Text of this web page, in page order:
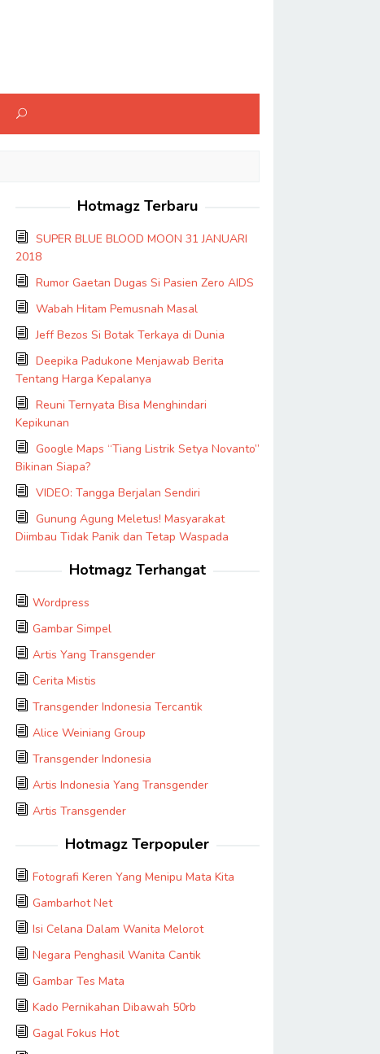
Hotmagz Terbaru
SUPER BLUE BLOOD MOON 31 JANUARI
2018
Rumor Gaetan Dugas Si Pasien Zero AIDS
Wabah Hitam Pemusnah Masal
Jeff Bezos Si Botak Terkaya di Dunia
Deepika Padukone Menjawab Berita
Tentang Harga Kepalanya
Reuni Ternyata Bisa Menghindari
Kepikunan
Google Maps “Tiang Listrik Setya Novanto”
Bikinan Siapa?
VIDEO: Tangga Berjalan Sendiri
Gunung Agung Meletus! Masyarakat
Diimbau Tidak Panik dan Tetap Waspada
Hotmagz Terhangat
Wordpress
Gambar Simpel
Artis Yang Transgender
Cerita Mistis
Transgender Indonesia Tercantik
Alice Weiniang Group
Transgender Indonesia
Artis Indonesia Yang Transgender
Artis Transgender
Hotmagz Terpopuler
Fotografi Keren Yang Menipu Mata Kita
Gambarhot Net
Isi Celana Dalam Wanita Melorot
Negara Penghasil Wanita Cantik
Gambar Tes Mata
Kado Pernikahan Dibawah 50rb
Gagal Fokus Hot